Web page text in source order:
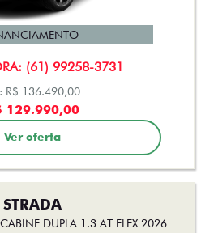
(61) 99258-3731
R$ 136.490,00
129.990,00
Ver oferta
STRADA
DUPLA 1.3 AT FLEX 2026